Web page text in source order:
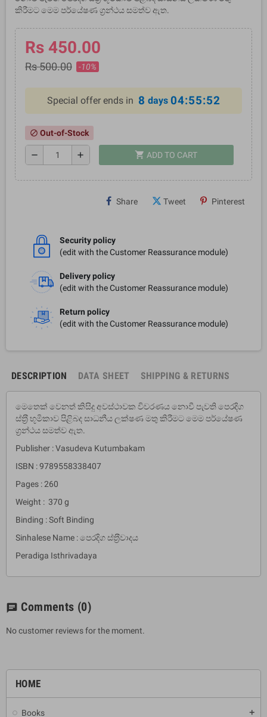
HOME
Books add
කිරීමට මෙම පර්යේෂණ ග‍්‍රන්ථය සමත්ව ඇත.
Rs 450.00
Rs 500.00 -10%
Special offer ends in 8 days 04:55:52
block Out-of-Stock
remove add shopping_cart ADD TO CART
Share Tweet Pinterest
Security policy
(edit with the Customer Reassurance module)
Delivery policy
(edit with the Customer Reassurance module)
Return policy
(edit with the Customer Reassurance module)
DESCRIPTION DATA SHEET SHIPPING & RETURNS
මෙතෙක් වෙනත් කිසිදු අවස්ථාවක විවරණය නොවී පැවති පෙරදිග
ස්ත‍්‍රී භූමිකාව පිළිබද සාධනීය ලක්ෂණ මතු කිරීමට මෙම පර්යේෂණ
ග‍්‍රන්ථය සමත්ව ඇත.
Publisher : Vasudeva Kutumbakam
ISBN : 9789558338407
Pages : 260
Weight : 370 g
Binding : Soft Binding
Sinhalese Name : පෙරදිග ස්ත‍්‍රීවාදය
Peradiga Isthrivadaya
chat Comments (0)
No customer reviews for the moment.